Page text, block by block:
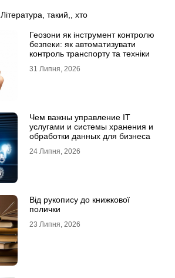
Література, такий,, хто
Геозони як інструмент контролю
безпеки: як автоматизувати
контроль транспорту та техніки
31 Липня, 2026
Чем важны управление IT
услугами и системы хранения и
обработки данных для бизнеса
24 Липня, 2026
Від рукопису до книжкової
полички
23 Липня, 2026